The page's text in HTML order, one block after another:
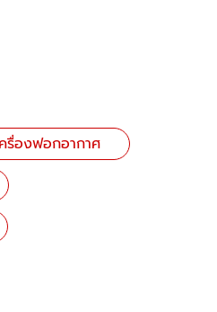
รื่องฟอกอากาศ